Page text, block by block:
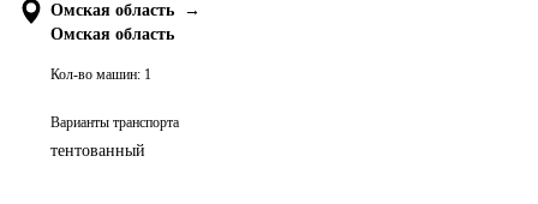
Омская область
→
Омская область
Кол-во машин: 1
Варианты транспорта
тентованный